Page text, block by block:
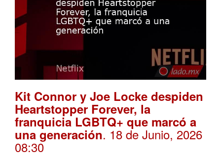
Kit Connor y Joe Locke despiden
Heartstopper Forever, la
franquicia LGBTQ+ que marcó a
una generación. 18 de Junio, 2026
08:30